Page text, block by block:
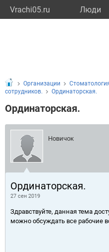
Vrachi05.ru Люди
Организации
сотрудников.
Ординаторская.
Ординаторская.
Новичок
Ординаторская.
27 сен 2019
Здравствуйте, данная тема
можно обсуждать все рабочие